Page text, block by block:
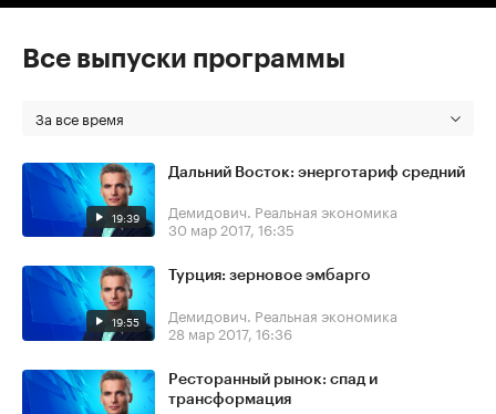
Все выпуски программы
За все время
19:39
Дальний Восток: энерготариф средний
Демидович. Реальная экономика
30 мар 2017, 16:35
19:55
Турция: зерновое эмбарго
Демидович. Реальная экономика
28 мар 2017, 16:36
Ресторанный рынок: спад и
трансформация